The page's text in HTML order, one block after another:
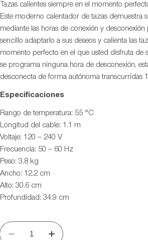
Tazas calientes siempre en el momento
Este moderno calentador de tazas demuestra
mediante las horas de conexión y
sencillo adaptarlo a sus deseos y calienta las
momento perfecto en el que usted disfruta de
se programa ninguna hora de desconexión,
desconecta de forma autónoma transcurridas
Especificaciones
Rango de temperatura: 55 °C
Longitud del cable: 1.1 m
Voltaje: 120 – 240 V
Frecuencia: 50 – 60 Hz
Peso: 3.8 kg
Ancho: 12.2 cm
Alto: 30.6 cm
Profundidad: 34.9 cm